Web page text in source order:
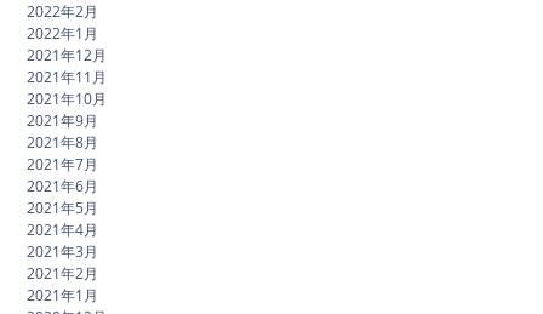
2022年2月
2022年1月
2021年12月
2021年11月
2021年10月
2021年9月
2021年8月
2021年7月
2021年6月
2021年5月
2021年4月
2021年3月
2021年2月
2021年1月